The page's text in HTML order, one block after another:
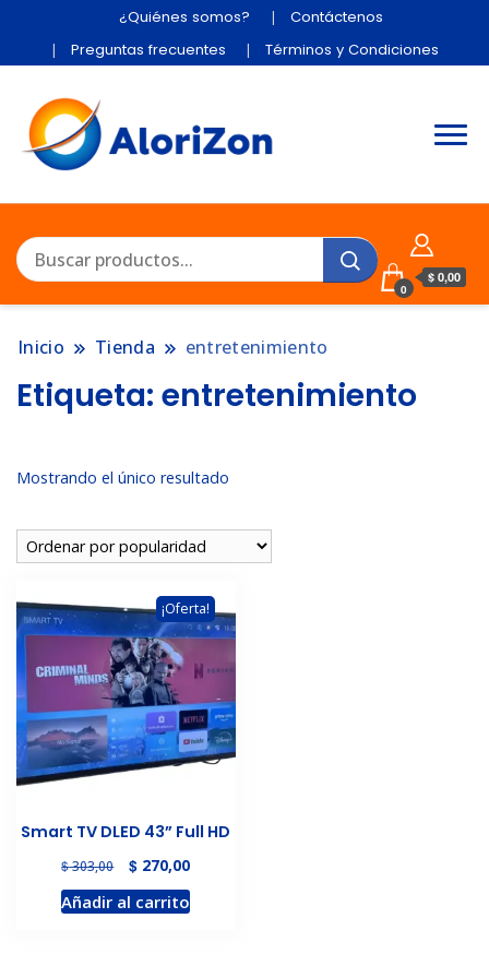
¿Quiénes somos?
Contáctenos
Preguntas frecuentes
Términos y Condiciones
0
$ 0,00
Inicio Tienda entretenimiento
Etiqueta: entretenimiento
Mostrando el único resultado
¡Oferta!
Smart TV DLED 43” Full HD
$303,00
El
precio
original
$ 270,00El
precio
actual
Añadir al carrito